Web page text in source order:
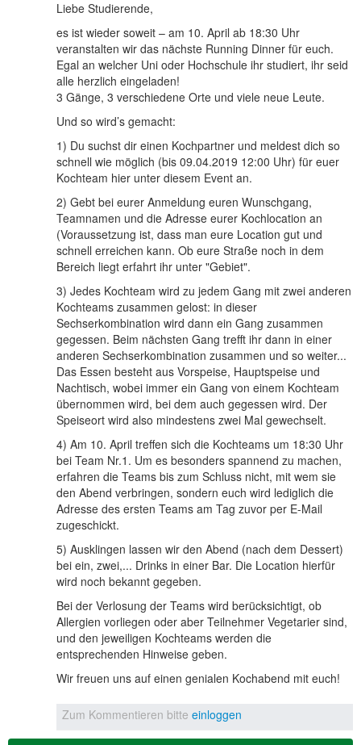
Liebe Studierende,
es ist wieder soweit – am 10. April ab 18:30 Uhr
veranstalten wir das nächste Running Dinner für euch.
Egal an welcher Uni oder Hochschule ihr studiert, ihr seid
alle herzlich eingeladen!
3 Gänge, 3 verschiedene Orte und viele neue Leute.
Und so wird’s gemacht:
1) Du suchst dir einen Kochpartner und meldest dich so
schnell wie möglich (bis 09.04.2019 12:00 Uhr) für euer
Kochteam hier unter diesem Event an.
2) Gebt bei eurer Anmeldung euren Wunschgang,
Teamnamen und die Adresse eurer Kochlocation an
(Voraussetzung ist, dass man eure Location gut und
schnell erreichen kann. Ob eure Straße noch in dem
Bereich liegt erfahrt ihr unter "Gebiet".
3) Jedes Kochteam wird zu jedem Gang mit zwei anderen
Kochteams zusammen gelost: in dieser
Sechserkombination wird dann ein Gang zusammen
gegessen. Beim nächsten Gang trefft ihr dann in einer
anderen Sechserkombination zusammen und so weiter...
Das Essen besteht aus Vorspeise, Hauptspeise und
Nachtisch, wobei immer ein Gang von einem Kochteam
übernommen wird, bei dem auch gegessen wird. Der
Speiseort wird also mindestens zwei Mal gewechselt.
4) Am 10. April treffen sich die Kochteams um 18:30 Uhr
bei Team Nr.1. Um es besonders spannend zu machen,
erfahren die Teams bis zum Schluss nicht, mit wem sie
den Abend verbringen, sondern euch wird lediglich die
Adresse des ersten Teams am Tag zuvor per E-Mail
zugeschickt.
5) Ausklingen lassen wir den Abend (nach dem Dessert)
bei ein, zwei,... Drinks in einer Bar. Die Location hierfür
wird noch bekannt gegeben.
Bei der Verlosung der Teams wird berücksichtigt, ob
Allergien vorliegen oder aber Teilnehmer Vegetarier sind,
und den jeweiligen Kochteams werden die
entsprechenden Hinweise geben.
Wir freuen uns auf einen genialen Kochabend mit euch!
Zum Kommentieren bitte einloggen